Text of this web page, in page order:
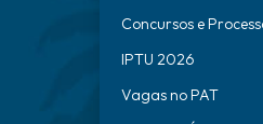
Concursos e
IPTU 2026
Vagas no PAT